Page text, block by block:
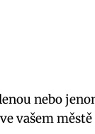
nebo
vašem